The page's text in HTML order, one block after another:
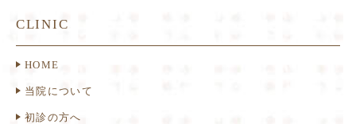
CLINIC
HOME
当院について
初診の方へ